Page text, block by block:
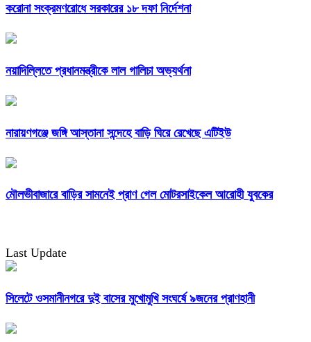
করোনা সংক্রমণরোধে সরকারের ১৮ দফা নির্দেশনা
নয়াদিল্লিতে প্রধানমন্ত্রীকে লাল গালিচা অভ্যর্থনা
নারায়ণগঞ্জে জঙ্গি আস্তানা সন্দেহে বাড়ি ঘিরে রেখেছে এটিইউ
মৌলভীবাজারে বাড়ির সামনেই প্রাণ গেল মোটরসাইকেল আরোহী যুবকের
Last Update
সিলেটে ওসমানীনগরে দুই বাসের মুখোমুখি সংঘর্ষে ৯জনের প্রাণহানী